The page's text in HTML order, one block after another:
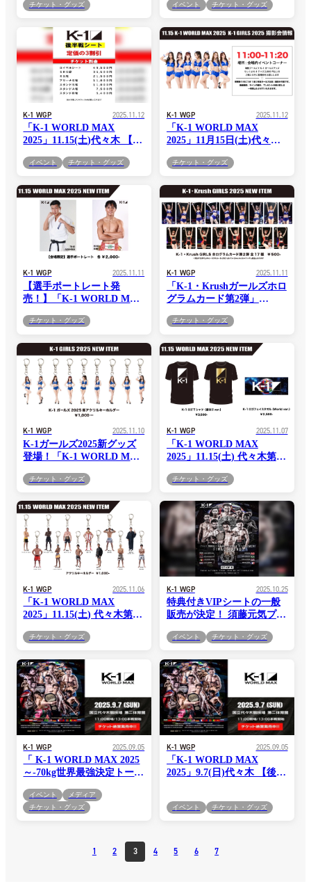
チケット・グッズ
10.15代々木第一体育館大会
イベント チケット・グッズ
K-1 WGP 2025.11.12
「K-1 WORLD MAX
2025」11.15(土)代々木 【後
イベント チケット・グッズ
K-1 WGP 2025.11.12
「K-1 WORLD MAX
2025」11月15日(土)代々木
ズイベント情報
チケット・グッズ
K-1 WGP 2025.11.11
【選手ポートレート発
売！】「K-1 WORLD MAX
体育館 グッズ会場販売情報
チケット・グッズ
K-1 WGP 2025.11.11
「K-1・Krushガールズホロ
グラムカード第2弾」
2025」代々木第一体育館大
チケット・グッズ
K-1 WGP 2025.11.10
K-1ガールズ2025新グッズ
登場！「K-1 WORLD MAX
体育館 グッズ会場販売情報
チケット・グッズ
K-1 WGP 2025.11.07
「K-1 WORLD MAX
2025」11.15(土) 代々木第一
チケット・グッズ
K-1 WGP 2025.11.06
「K-1 WORLD MAX
2025」11.15(土) 代々木第一
チケット・グッズ
K-1 WGP 2025.10.25
特典付きVIPシートの一般
販売が決定！ 須藤元気プロ
きるスペシャル特典付き！
イベント チケット・グッズ
K-1 WGP 2025.09.05
「 K-1 WORLD MAX 2025
～-70kg世界最強決定トーナ
代々木 当日券情報
イベント
メディア
チケット・グッズ
K-1 WGP 2025.09.05
「K-1 WORLD MAX
2025」9.7(日)代々木 【後半
イベント チケット・グッズ
1 2 3 4 5 6 7